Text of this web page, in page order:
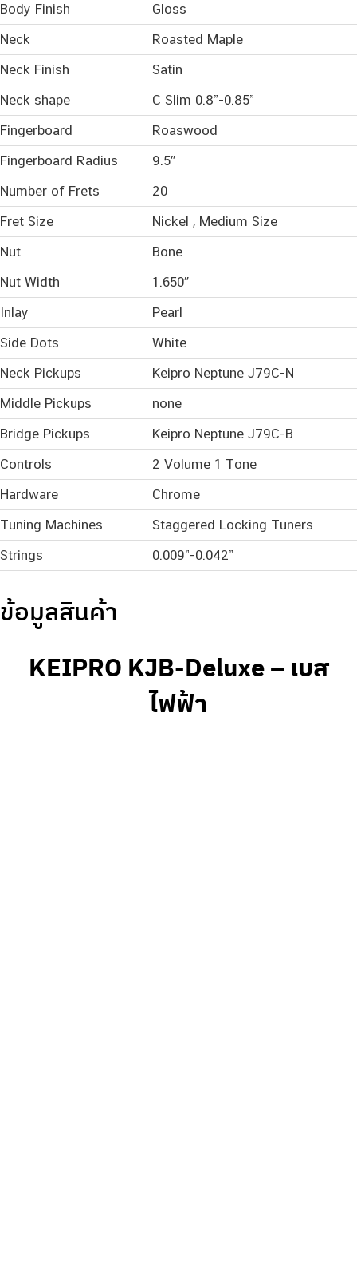
Body Finish
Gloss
Neck
Roasted Maple
Neck Finish
Satin
Neck shape
C Slim 0.8”-0.85”
Fingerboard
Roaswood
Fingerboard Radius
9.5″
Number of Frets
20
Fret Size
Nickel , Medium Size
Nut
Bone
Nut Width
1.650″
Inlay
Pearl
Side Dots
White
Neck Pickups
Keipro Neptune J79C-N
Middle Pickups
none
Bridge Pickups
Keipro Neptune J79C-B
Controls
2 Volume 1 Tone
Hardware
Chrome
Tuning Machines
Staggered Locking Tuners
Strings
0.009”-0.042”
ข้อมูลสินค้า
KEIPRO KJB-Deluxe – เบส
ไฟฟ้า